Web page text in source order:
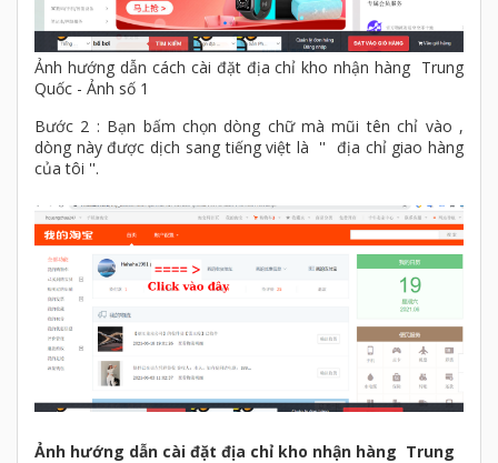
Ảnh hướng dẫn cách cài đặt địa chỉ kho nhận hàng Trung
Quốc - Ảnh số 1
Bước 2 : Bạn bấm chọn dòng chữ mà mũi tên chỉ vào ,
dòng này được dịch sang tiếng việt là '' địa chỉ giao hàng
của tôi ''.
Ảnh hướng dẫn cài đặt địa chỉ kho nhận hàng Trung